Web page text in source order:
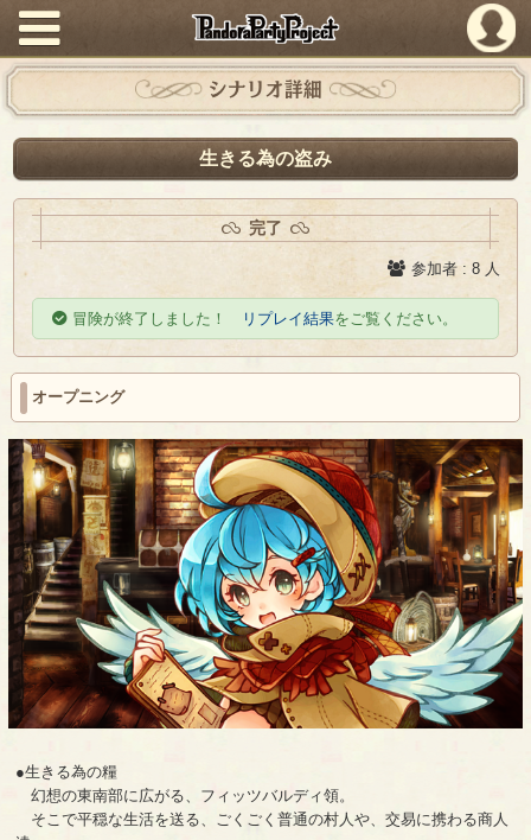
PandoraPartyProject
シナリオ詳細
生きる為の盗み
完了
参加者 : 8 人
冒険が終了しました！ リプレイ結果をご覧ください。
オープニング
●生きる為の糧
幻想の東南部に広がる、フィッツバルディ領。
そこで平穏な生活を送る、ごくごく普通の村人や、交易に携わる商人